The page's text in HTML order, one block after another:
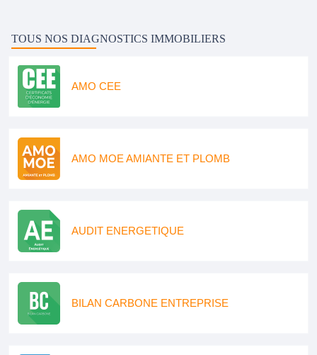
TOUS NOS DIAGNOSTICS IMMOBILIERS
AMO CEE
AMO MOE AMIANTE ET PLOMB
AUDIT ENERGETIQUE
BILAN CARBONE ENTREPRISE